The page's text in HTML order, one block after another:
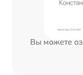
Вы можете